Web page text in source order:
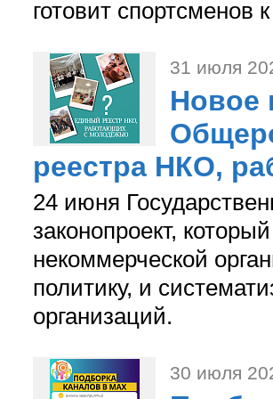
готовит спортсменов
31 июля
Новое
реестра НКО,
24 июня
законопроект,
некоммерческой
политику, и
организаций.
30 июля